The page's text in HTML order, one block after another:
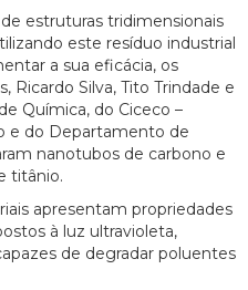
estruturas tridimensionais
este resíduo industrial
a sua eficácia, os
Ricardo Silva, Tito Trindade e
Química, do Ciceco –
e do Departamento de
nanotubos de carbono e
titânio.
apresentam propriedades
à luz ultravioleta,
de degradar poluentes